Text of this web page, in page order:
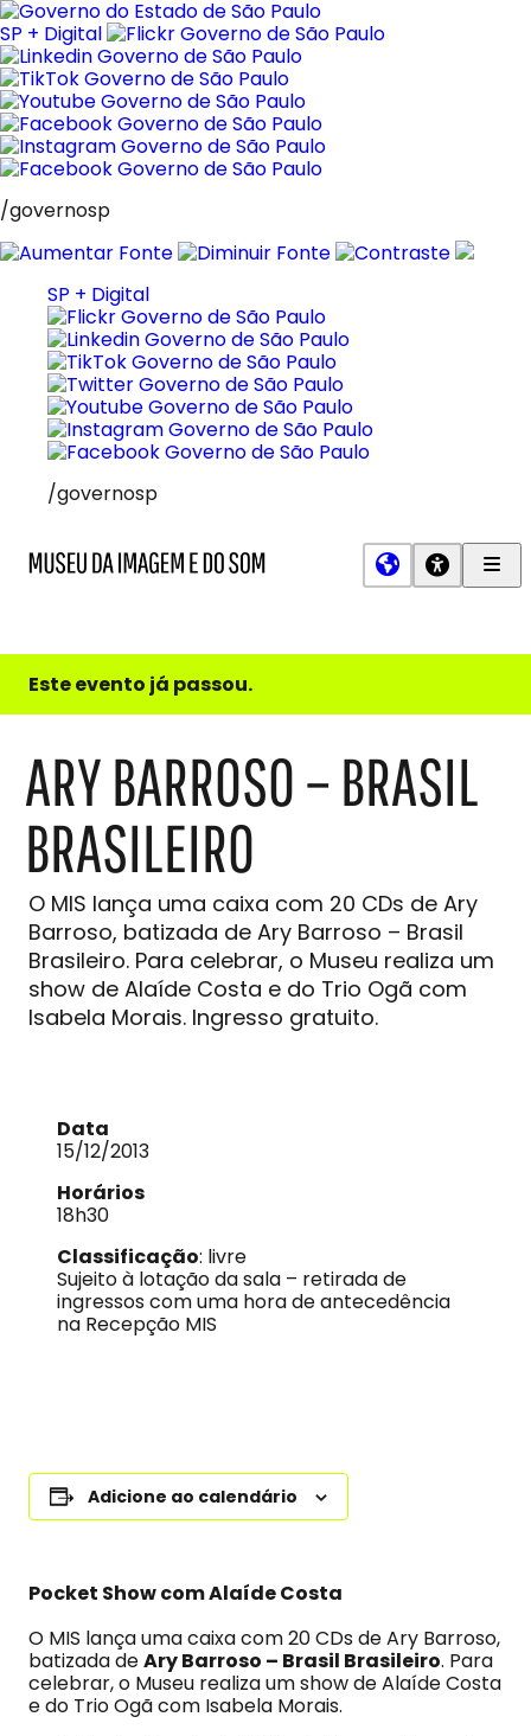
Pular
para
o
conteúdo
SP + Digital
/governosp
SP + Digital
/governosp
e
do
Este evento já passou.
ARY BARROSO – BRASIL
BRASILEIRO
O MIS lança uma caixa com 20 CDs de Ary
Barroso, batizada de Ary Barroso – Brasil
Brasileiro. Para celebrar, o Museu realiza um
show de Alaíde Costa e do Trio Ogã com
Isabela Morais. Ingresso gratuito.
Data
15/12/2013
Horários
18h30
Classificação: livre
Sujeito à lotação da sala – retirada de
ingressos com uma hora de antecedência
na Recepção MIS
Adicione ao calendário
Pocket Show com Alaíde Costa
O MIS lança uma caixa com 20 CDs de Ary Barroso,
batizada deAry Barroso – Brasil Brasileiro. Para
celebrar, o Museu realiza um show de Alaíde Costa
e do Trio Ogã com Isabela Morais.